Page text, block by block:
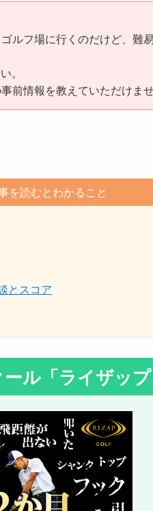
ルフ場に行くのだけど、難
。
前情報を教えていただけま
を読むとわかること
とスコア
ル 「ライザッ